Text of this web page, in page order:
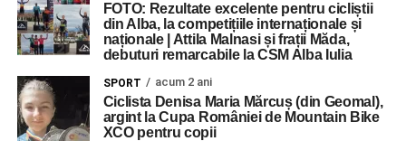
FOTO: Rezultate excelente pentru cicliștii
din Alba, la competițiile internaționale și
naționale | Attila Malnasi și frații Măda,
debuturi remarcabile la CSM Alba Iulia
SPORT acum 2 ani
Ciclista Denisa Maria Mărcuș (din Geomal),
argint la Cupa României de Mountain Bike
XCO pentru copii